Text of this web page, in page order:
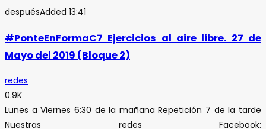
despuésAdded 13:41
#PonteEnFormaC7 Ejercicios al aire libre. 27 de
Mayo del 2019 (Bloque 2)
redes
0.9K
Lunes a Viernes 6:30 de la mañana Repetición 7 de la tarde
Nuestras redes Facebook: